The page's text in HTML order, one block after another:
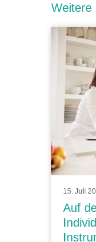
Weitere
15. Juli
Auf